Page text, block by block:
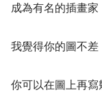
成為有名的插畫家
我覺得你的圖不差
你可以在圖上再寫